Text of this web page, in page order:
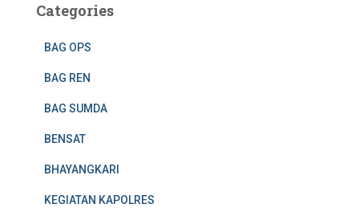
Categories
BAG OPS
BAG REN
BAG SUMDA
BENSAT
BHAYANGKARI
KEGIATAN KAPOLRES